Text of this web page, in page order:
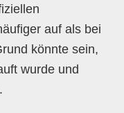
auf als bei
könnte sein,
wurde und